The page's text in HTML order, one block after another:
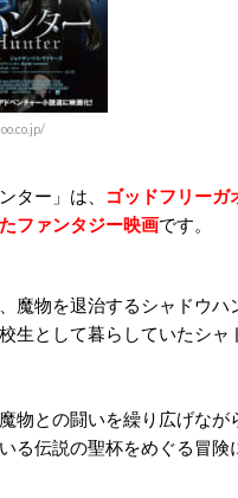
ター」は、
ゴッドフリーガ
ファンタジー映画です。
魔物を退治するシャドウハ
生として暮らしていたシャ
物との闘いを繰り広げなが
る伝説の聖杯をめぐる冒険